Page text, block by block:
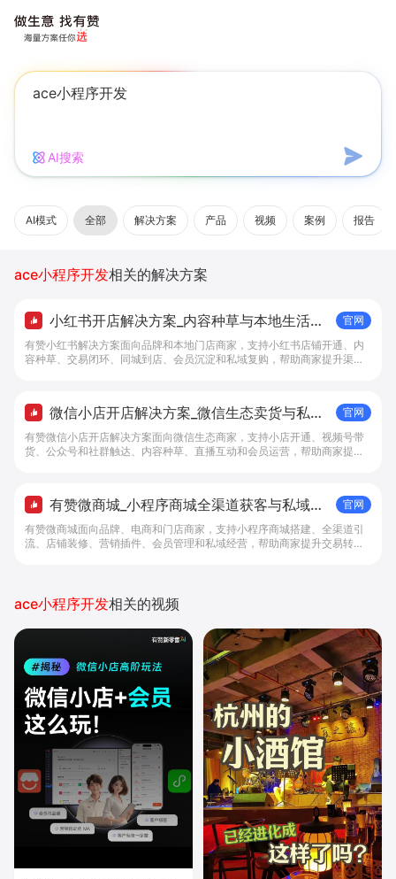
AI搜索
AI模式 全部 解决方案 产品 视频 案例 报告
ace小程序开发相关的解决方案
小红书开店解决方案_内容种草与本地生活转
化工具 - 做生意, 找有赞
官网
有赞小红书解决方案面向品牌和本地门店商家，支持小红书店铺开通、内
容种草、交易闭环、同城到店、会员沉淀和私域复购，帮助商家提升渠道
微信小店开店解决方案_微信生态卖货与私域
经营 - 做生意, 找有赞
官网
有赞微信小店开店解决方案面向微信生态商家，支持小店开通、视频号带
货、公众号和社群触达、内容种草、直播互动和会员运营，帮助商家提升
有赞微商城_小程序商城全渠道获客与私域复
购工具 - 做生意, 找有赞
官网
有赞微商城面向品牌、电商和门店商家，支持小程序商城搭建、全渠道引
流、店铺装修、营销插件、会员管理和私域经营，帮助商家提升交易转化
ace小程序开发相关的视频